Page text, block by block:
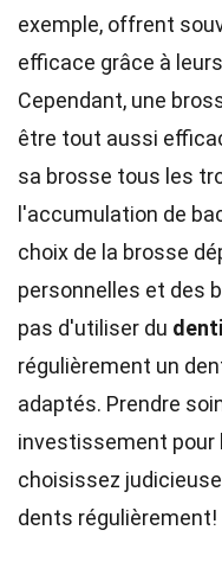
exemple, offrent
efficace grâce à
Cependant, une
être tout aussi
sa brosse tous les
l'accumulation de
choix de la brosse
personnelles et des
pas d'utiliser du
régulièrement un
adaptés. Prendre
investissement pour
choisissez
dents régulièrement!